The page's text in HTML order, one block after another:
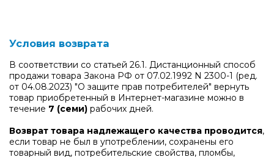
Условия возврата
В соответствии со статьей 26.1. Дистанционный способ
продажи товара Закона РФ от 07.02.1992 N 2300-1 (ред.
от 04.08.2023) "О защите прав потребителей" вернуть
товар приобретенный в Интернет-магазине можно в
течение 7 (семи) рабочих дней.
Возврат товара надлежащего качества проводится,
если товар не был в употреблении, сохранены его
товарный вид, потребительские свойства, пломбы,